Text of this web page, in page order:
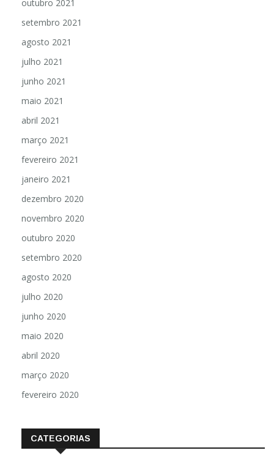
outubro 2021
setembro 2021
agosto 2021
julho 2021
junho 2021
maio 2021
abril 2021
março 2021
fevereiro 2021
janeiro 2021
dezembro 2020
novembro 2020
outubro 2020
setembro 2020
agosto 2020
julho 2020
junho 2020
maio 2020
abril 2020
março 2020
fevereiro 2020
CATEGORIAS